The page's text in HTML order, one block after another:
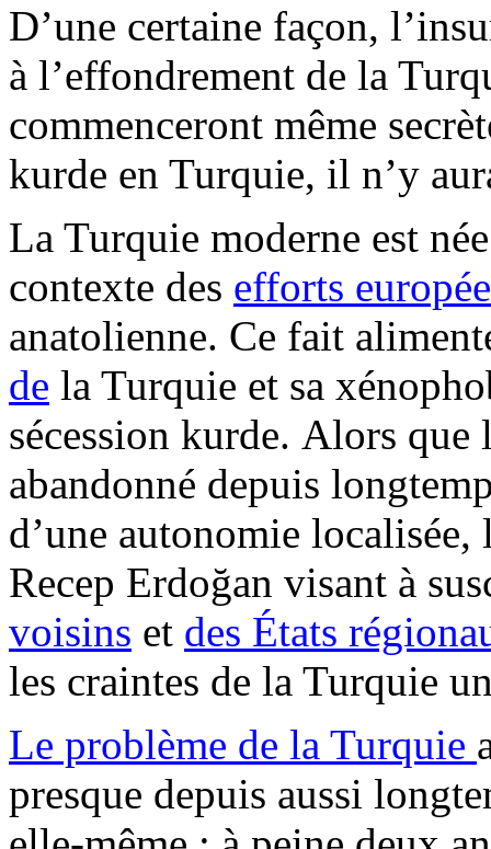
D’une certaine façon,
à l’effondrement de la
commenceront même
kurde en Turquie, il n’y
La Turquie moderne est
contexte des efforts
anatolienne. Ce fait
de la Turquie et sa
sécession kurde. Alors
abandonné depuis
d’une autonomie
Recep Erdoğan visant à
voisins et des États
les craintes de la Turquie
Le problème de la Turquie
presque depuis aussi